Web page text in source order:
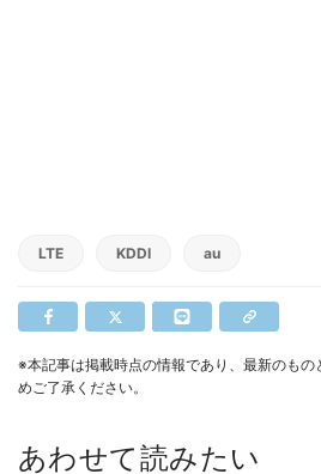
LTE KDDI au
※本記事は掲載時点の情報であり、最新のも
めご了承ください。
あわせて読みたい